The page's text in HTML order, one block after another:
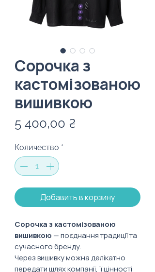
Сорочка з
кастомізованою
вишивкою
5 400,00 ₴
Количество *
Добавить в корзину
Сорочка з кастомізованою
вишивкою — поєднання традиції та
сучасного бренду.
Через вишивку можна делікатно
передати шлях компанії, її цінності